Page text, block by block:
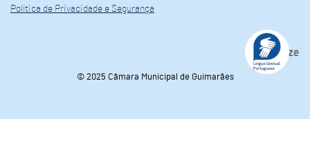
Política de Privacidade e Segurança
© 2025 Câmara Municipal de Guimarães